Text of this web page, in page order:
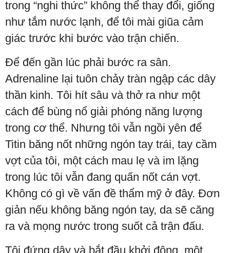
trong “nghi thức” không thể thay đổi, giống
như tắm nước lạnh, để tôi mài giũa cảm
giác trước khi bước vào trận chiến.
Để đến gần lúc phải bước ra sân.
Adrenaline lại tuôn chảy tràn ngập các dây
thần kinh. Tôi hít sâu và thở ra như một
cách để bùng nổ giải phóng năng lượng
trong cơ thể. Nhưng tôi vẫn ngồi yên để
Titin băng nốt những ngón tay trái, tay cầm
vợt của tôi, một cách mau lẹ và im lặng
trong lúc tôi vẫn đang quấn nốt cán vợt.
Không có gì về vấn đề thẩm mỹ ở đây. Đơn
giản nếu không băng ngón tay, da sẽ căng
ra và mọng nước trong suốt cả trận đấu.
Tôi đứng dậy và bắt đầu khởi động, một